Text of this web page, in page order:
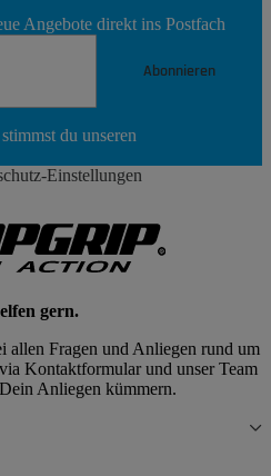
Angebote direkt ins Postfach
Abonnieren
du unseren
Einstellungen
gern.
allen Fragen und Anliegen rund um
Kontaktformular und unser Team
Anliegen kümmern.